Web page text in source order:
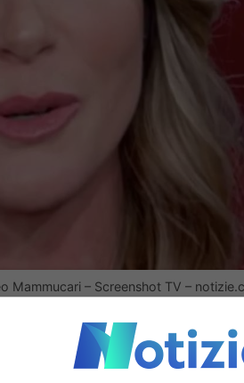
Mammucari – Screenshot TV –
e la sua presenza
di sé. Ha confessato che